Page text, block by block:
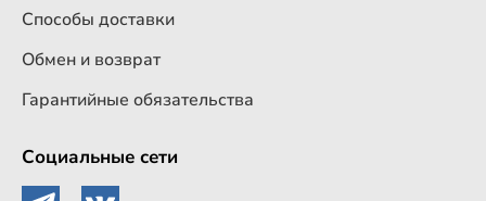
Способы доставки
Обмен и возврат
Гарантийные обязательства
Социальные сети